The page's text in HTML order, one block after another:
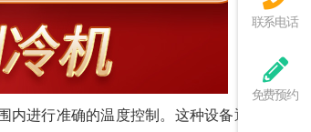
进行准确的温度控制。这种设备通常具备
联系电话
免费预约